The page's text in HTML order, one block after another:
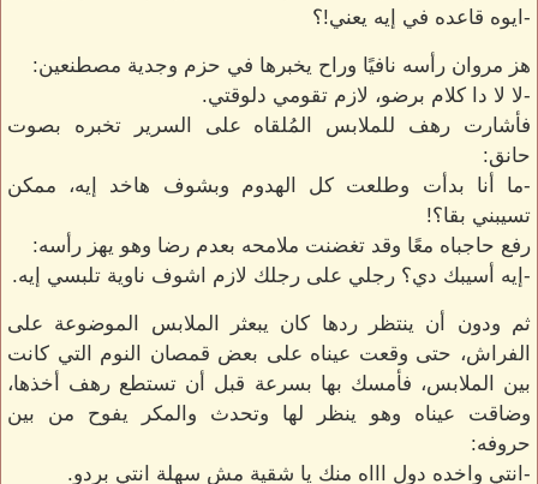
-ايوه قاعده في إيه يعني!؟
هز مروان رأسه نافيًا وراح يخبرها في حزم وجدية مصطنعين:
-لا لا دا كلام برضو، لازم تقومي دلوقتي.
فأشارت رهف للملابس المُلقاه على السرير تخبره بصوت
حانق:
-ما أنا بدأت وطلعت كل الهدوم وبشوف هاخد إيه، ممكن
تسيبني بقا؟!
رفع حاجباه معًا وقد تغضنت ملامحه بعدم رضا وهو يهز رأسه:
-إيه أسيبك دي؟ رجلي على رجلك لازم اشوف ناوية تلبسي إيه.
ثم ودون أن ينتظر ردها كان يبعثر الملابس الموضوعة على
الفراش، حتى وقعت عيناه على بعض قمصان النوم التي كانت
بين الملابس، فأمسك بها بسرعة قبل أن تستطع رهف أخذها،
وضاقت عيناه وهو ينظر لها وتحدث والمكر يفوح من بين
حروفه:
-انتي واخده دول اااه منك يا شقية مش سهلة انتي بردو.